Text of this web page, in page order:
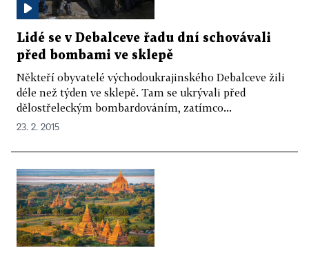
Lidé se v Debalceve řadu dní schovávali
před bombami ve sklepě
Někteří obyvatelé východoukrajinského Debalceve žili
déle než týden ve sklepě. Tam se ukrývali před
dělostřeleckým bombardováním, zatímco...
23. 2. 2015